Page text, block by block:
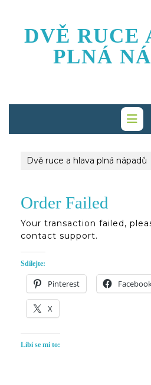
content
DVĚ RUCE
PLNÁ
Dvě ruce a hlava plná nápadů
Order Failed
Your transaction failed,
contact support.
Sdílejte:
Pinterest
X
Líbí se mi to: